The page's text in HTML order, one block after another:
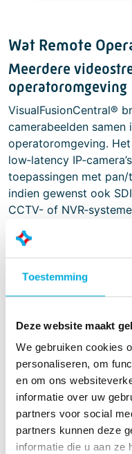
Toestemming
Deze website maakt
We gebruiken cookies
personaliseren, om
en om ons
informatie over uw
partners voor social
partners kunnen deze
informatie die u aan ze
Wat Remote
Meerdere
operatoromgeving
VisualFusionCentral®
camerabeelden samen
operatoromgeving.
low‑latency
toepassingen met pan/
indien gewenst ook
CCTV- of
multi‑monitor
maximaal overzicht,
Real‑time Digital
(optioneel)
Voor complexe en
VisualFusionCentral®
real‑time digital twin.
videobeelden en
toe aan de operatie.